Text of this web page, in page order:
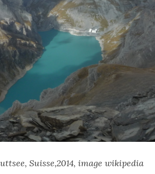
Suisse,2014, image wikipedia